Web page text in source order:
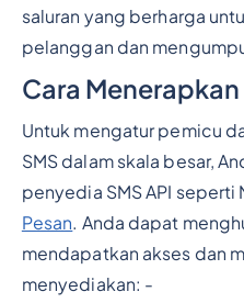
saluran yang berharga
pelanggan dan
Cara
Untuk mengatur pemicu
SMS dalam skala besar,
penyedia SMS API
Pesan. Anda dapat
mendapatkan akses dan
menyediakan: -